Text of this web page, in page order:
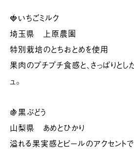
🍓いちごミルク
埼玉県 上原農園
特別栽培のとちおとめを使用
果肉のプチプチ食感と、さっぱりとし
ュ。
🍇黒ぶどう
山梨県 あめとひかり
溢れる果実感とピールのアクセント